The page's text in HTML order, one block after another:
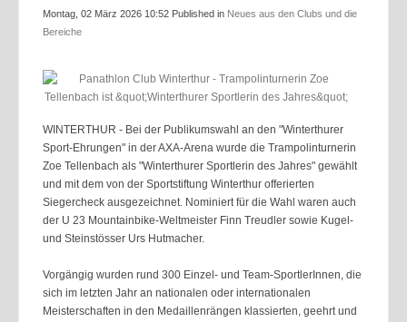
Montag, 02 März 2026 10:52 Published in Neues aus den Clubs und die
Bereiche
WINTERTHUR - Bei der Publikumswahl an den "Winterthurer
Sport-Ehrungen" in der AXA-Arena wurde die Trampolinturnerin
Zoe Tellenbach als "Winterthurer Sportlerin des Jahres" gewählt
und mit dem von der Sportstiftung Winterthur offerierten
Siegercheck ausgezeichnet. Nominiert für die Wahl waren auch
der U 23 Mountainbike-Weltmeister Finn Treudler sowie Kugel-
und Steinstösser Urs Hutmacher.
Vorgängig wurden rund 300 Einzel- und Team-SportlerInnen, die
sich im letzten Jahr an nationalen oder internationalen
Meisterschaften in den Medaillenrängen klassierten, geehrt und